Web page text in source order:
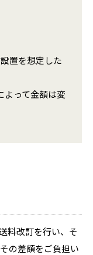
置を想定した
よって金額は変
料改訂を行い、そ
の差額をご負担い